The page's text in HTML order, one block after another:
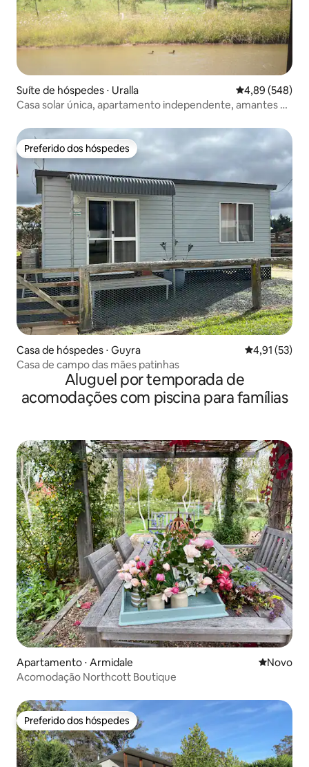
Suíte de hóspedes ⋅ Uralla 4,89 de uma
4,89 (548)
Casa solar única, apartamento independente, amantes de
Preferido dos hóspedes
Preferido dos hóspedes
Casa de hóspedes ⋅ Guyra 4,91 de uma
4,91 (53)
Casa de campo das mães patinhas
Aluguel por temporada de
acomodações com piscina para famílias
Apartamento ⋅ Armidale Novo
Novo
Acomodação Northcott Boutique
Preferido dos hóspedes
Preferido dos hóspedes